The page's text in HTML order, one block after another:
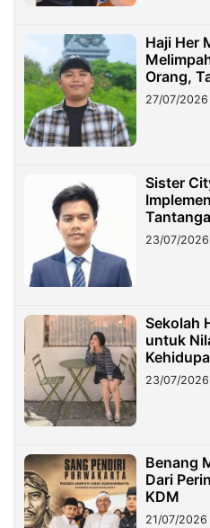
Haji Her
Orang,
27/07/
Sister
23/07/
Sekolah
untuk
23/07/
Benang
Dari
KDM
21/07/